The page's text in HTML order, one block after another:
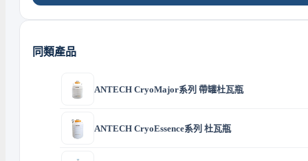
同類產品
ANTECH CryoMajor系列 帶罐杜瓦瓶
ANTECH CryoEssence系列 杜瓦瓶